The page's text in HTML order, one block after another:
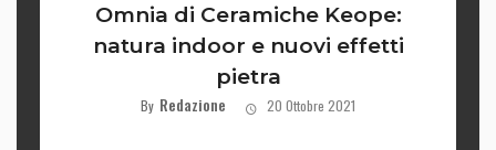
Omnia di Ceramiche Keope:
natura indoor e nuovi effetti
pietra
By Redazione 20 Ottobre 2021